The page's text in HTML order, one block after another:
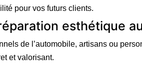
pour vos futurs clients.
esthétique
de l’automobile, artisans ou
et valorisant.